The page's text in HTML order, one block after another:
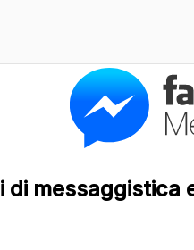
messaggistica